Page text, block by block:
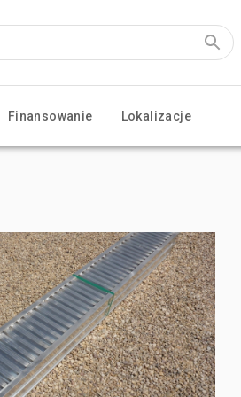
Finansowanie Lokalizacje